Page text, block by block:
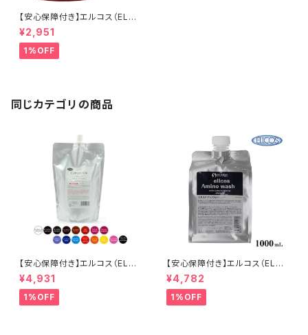
【安心保障付き】エルコス（ELLC
OS） アミノウォッシュ エイド （Ａ
ＩＤ） 400ml シャンプー ダメー
ジ 補修機能 ヘアケア トリートメ
ント カラーバター セラップ 美
¥2,951
1%OFF
同じカテゴリの商品
【安心保障付き】エルコス（ELLC
OS） キュプアスカラーバター 7
00g 【16色から選べる】 トリー
トメントカラー カラー剤 トリート
メント 白髪染め ヘアカラー 低
¥4,931
1%OFF
【安心保障付き】エルコス（ELLC
OS） アミノウォッシュ シャンプ
ー 1000ml（1L）詰替用（リフィ
ル ) ヘアケア トリートメント カ
ラーバター セラップ 美容院 サ
¥4,782
1%OFF